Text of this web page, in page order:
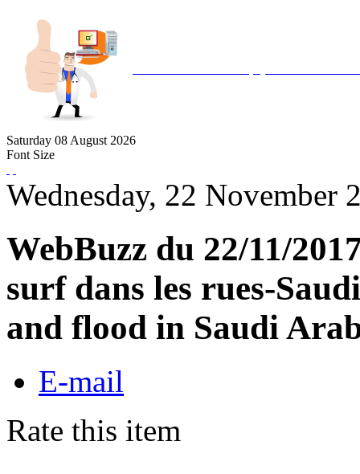
Saturday 08 August 2026
Font Size
Wednesday, 22 November
WebBuzz du 22/11/
surf dans les rues-
and flood in Saudi
E-mail
Rate this item